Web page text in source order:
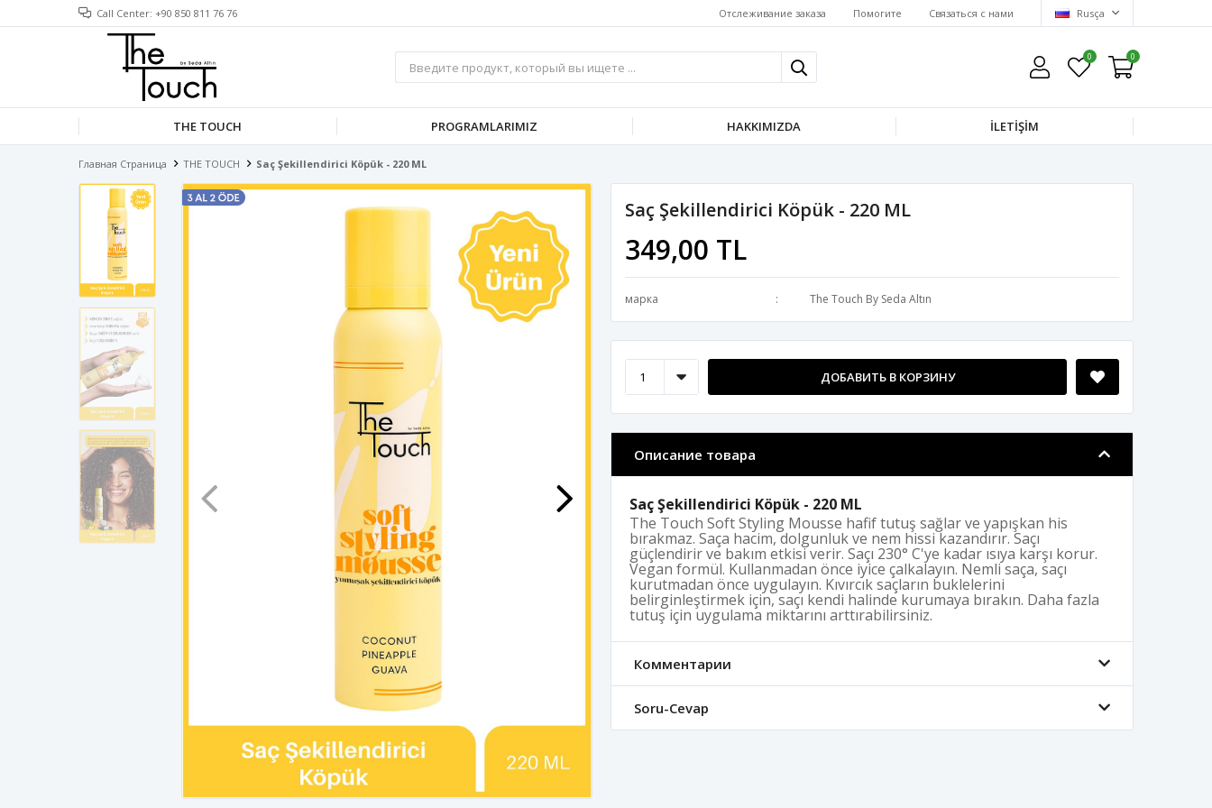
Call Center: +90 850 811 76 76 Отслеживание заказа Помогите Связаться с нами Rusça
0 0
THE TOUCH PROGRAMLARIMIZ HAKKIMIZDA İLETİŞİM
Главная Страница THE TOUCH Saç Şekillendirici Köpük - 220 ML
Saç Şekillendirici Köpük - 220 ML
349,00 TL
марка The Touch By Seda Altın
ДОБАВИТЬ В КОРЗИНУ
Описание товара
Saç Şekillendirici Köpük - 220 ML
The Touch Soft Styling Mousse hafif tutuş sağlar ve yapışkan his
bırakmaz. Saça hacim, dolgunluk ve nem hissi kazandırır. Saçı
güçlendirir ve bakım etkisi verir. Saçı 230° C'ye kadar ısıya karşı korur.
Vegan formül. Kullanmadan önce iyice çalkalayın. Nemli saça, saçı
kurutmadan önce uygulayın. Kıvırcık saçların buklelerini
belirginleştirmek için, saçı kendi halinde kurumaya bırakın. Daha fazla
tutuş için uygulama miktarını arttırabilirsiniz.
Комментарии
Soru-Cevap